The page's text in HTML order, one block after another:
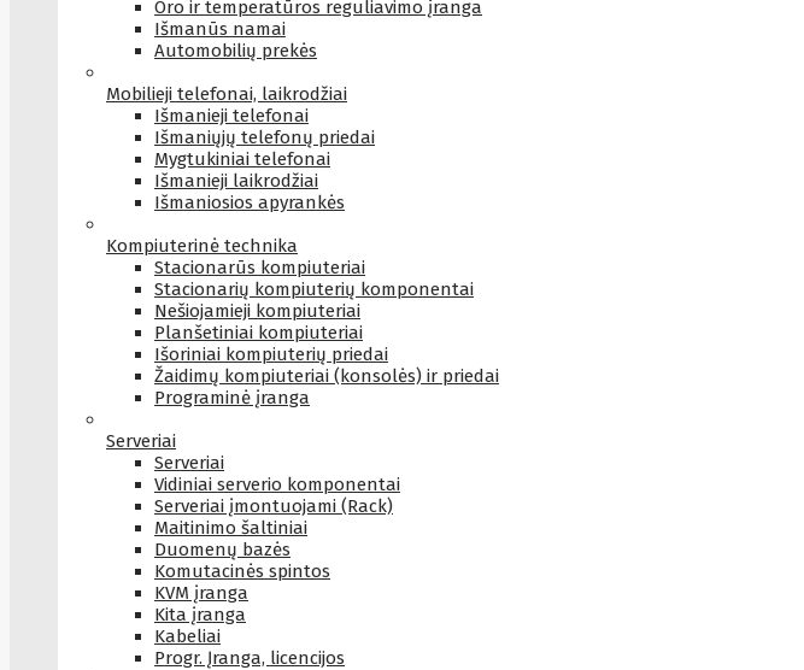
Oro ir temperatūros reguliavimo įranga
Išmanūs namai
Automobilių prekės
Mobilieji telefonai, laikrodžiai
Išmanieji telefonai
Išmaniųjų telefonų priedai
Mygtukiniai telefonai
Išmanieji laikrodžiai
Išmaniosios apyrankės
Kompiuterinė technika
Stacionarūs kompiuteriai
Stacionarių kompiuterių komponentai
Nešiojamieji kompiuteriai
Planšetiniai kompiuteriai
Išoriniai kompiuterių priedai
Žaidimų kompiuteriai (konsolės) ir priedai
Programinė įranga
Serveriai
Serveriai
Vidiniai serverio komponentai
Serveriai įmontuojami (Rack)
Maitinimo šaltiniai
Duomenų bazės
Komutacinės spintos
KVM įranga
Kita įranga
Kabeliai
Progr. Įranga, licencijos